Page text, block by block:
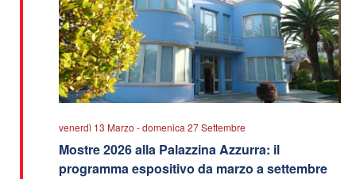
venerdì 13 Marzo -domenica 27 Settembre
Mostre 2026 alla Palazzina Azzurra: il
programma espositivo da marzo a settembre